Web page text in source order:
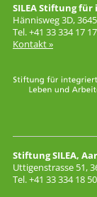
SILEA Stiftung
Hännisweg 3D,
Tel. +41 33 334 17
Kontakt »
Stiftung SILEA,
Uttigenstrasse 51,
Tel. +41 33 334 18 50